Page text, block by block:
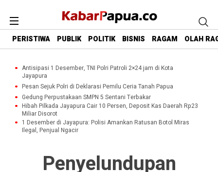
PERISTIWA PUBLIK POLITIK BISNIS RAGAM OLAH
Antisipasi 1 Desember, TNI Polri Patroli 2×24 jam di Kota
Jayapura
Pesan Sejuk Polri di Deklarasi Pemilu Ceria Tanah Papua
Gedung Perpustakaan SMPN 5 Sentani Terbakar
Hibah Pilkada Jayapura Cair 10 Persen, Deposit Kas Daerah Rp23
Miliar Disorot
1 Desember di Jayapura: Polisi Amankan Ratusan Botol Miras
Ilegal, Penjual Ngacir
Penyelundupan